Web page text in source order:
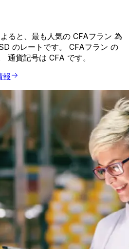
ると、最も人気の CFAフラン 為
のレートです。 CFAフラン の
通貨記号は CFA です。
報